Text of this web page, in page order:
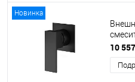
Новинка
10